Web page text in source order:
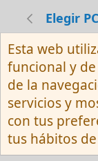
Elegir
Español
Contactarnos
Privacy policy
Community
2026
Esta web
funcional y
de la
servicios y
con tus
tus hábitos